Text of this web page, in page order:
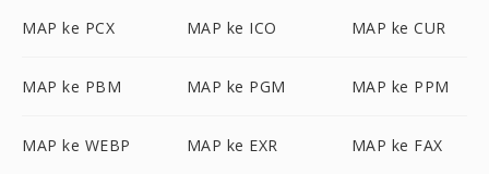
MAP ke PCX MAP ke ICO MAP ke CUR
MAP ke PBM MAP ke PGM MAP ke PPM
MAP ke WEBP MAP ke EXR MAP ke FAX